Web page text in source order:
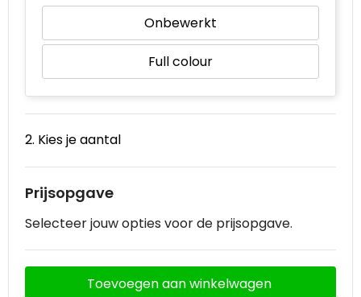
Goodiebags
Onbewerkt
Full colour
2. Kies je aantal
Prijsopgave
Selecteer jouw opties voor de prijsopgave.
Toevoegen aan winkelwagen